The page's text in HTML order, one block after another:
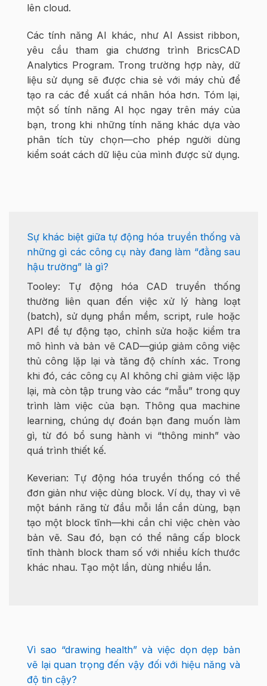
lên cloud.
Các tính năng AI khác, như AI Assist ribbon,
yêu cầu tham gia chương trình BricsCAD
Analytics Program. Trong trường hợp này, dữ
liệu sử dụng sẽ được chia sẻ với máy chủ để
tạo ra các đề xuất cá nhân hóa hơn. Tóm lại,
một số tính năng AI học ngay trên máy của
bạn, trong khi những tính năng khác dựa vào
phân tích tùy chọn—cho phép người dùng
kiểm soát cách dữ liệu của mình được sử dụng.
Sự khác biệt giữa tự động hóa truyền thống và
những gì các công cụ này đang làm “đằng sau
hậu trường” là gì?
Tooley: Tự động hóa CAD truyền thống
thường liên quan đến việc xử lý hàng loạt
(batch), sử dụng phần mềm, script, rule hoặc
API để tự động tạo, chỉnh sửa hoặc kiểm tra
mô hình và bản vẽ CAD—giúp giảm công việc
thủ công lặp lại và tăng độ chính xác. Trong
khi đó, các công cụ AI không chỉ giảm việc lặp
lại, mà còn tập trung vào các “mẫu” trong quy
trình làm việc của bạn. Thông qua machine
learning, chúng dự đoán bạn đang muốn làm
gì, từ đó bổ sung hành vi “thông minh” vào
quá trình thiết kế.
Keverian: Tự động hóa truyền thống có thể
đơn giản như việc dùng block. Ví dụ, thay vì vẽ
một bánh răng từ đầu mỗi lần cần dùng, bạn
tạo một block tĩnh—khi cần chỉ việc chèn vào
bản vẽ. Sau đó, bạn có thể nâng cấp block
tĩnh thành block tham số với nhiều kích thước
khác nhau. Tạo một lần, dùng nhiều lần.
Vì sao “drawing health” và việc dọn dẹp bản
vẽ lại quan trọng đến vậy đối với hiệu năng và
độ tin cậy?